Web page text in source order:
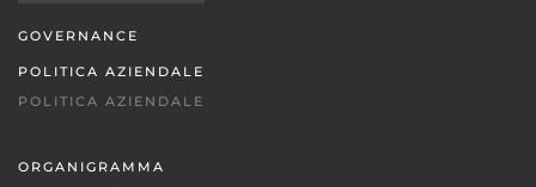
GOVERNANCE
POLITICA AZIENDALE
POLITICA AZIENDALE
ORGANIGRAMMA